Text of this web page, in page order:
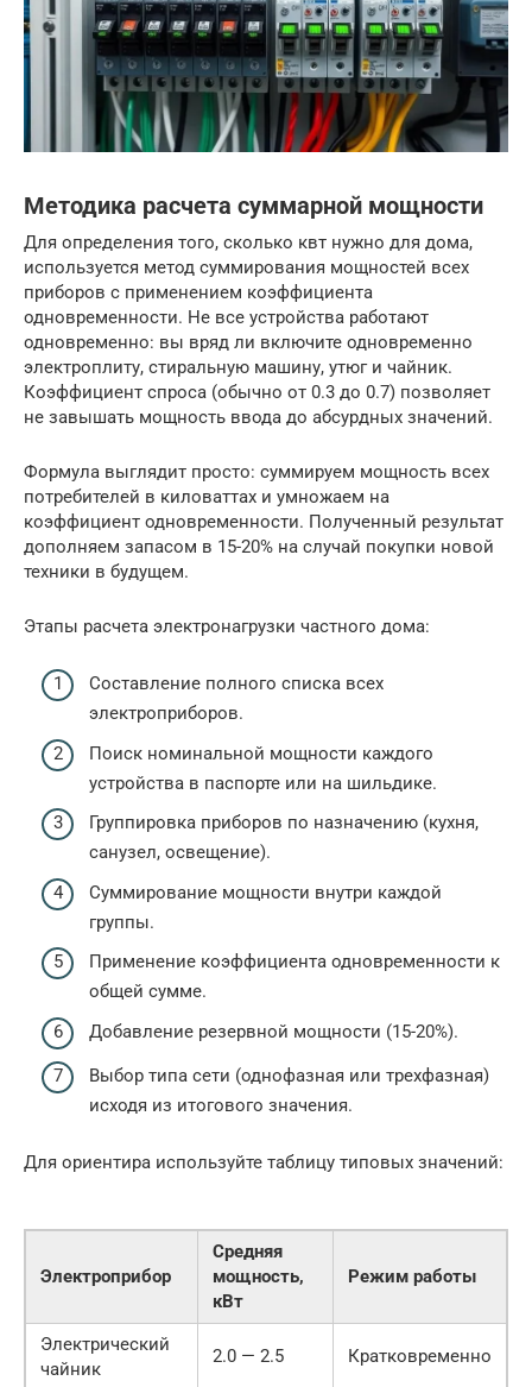
Методика расчета суммарной мощности
Для определения того, сколько квт нужно для дома,
используется метод суммирования мощностей всех
приборов с применением коэффициента
одновременности. Не все устройства работают
одновременно: вы вряд ли включите одновременно
электроплиту, стиральную машину, утюг и чайник.
Коэффициент спроса (обычно от 0.3 до 0.7) позволяет
не завышать мощность ввода до абсурдных значений.
Формула выглядит просто: суммируем мощность всех
потребителей в киловаттах и умножаем на
коэффициент одновременности. Полученный результат
дополняем запасом в 15-20% на случай покупки новой
техники в будущем.
Этапы расчета электронагрузки частного дома:
Составление полного списка всех
электроприборов.
Поиск номинальной мощности каждого
устройства в паспорте или на шильдике.
Группировка приборов по назначению (кухня,
санузел, освещение).
Суммирование мощности внутри каждой
группы.
Применение коэффициента одновременности к
общей сумме.
Добавление резервной мощности (15-20%).
Выбор типа сети (однофазная или трехфазная)
исходя из итогового значения.
Для ориентира используйте таблицу типовых значений:
Электроприбор
Средняя
мощность,
кВт
Режим работы
Электрический
чайник
2.0 — 2.5 Кратковременно